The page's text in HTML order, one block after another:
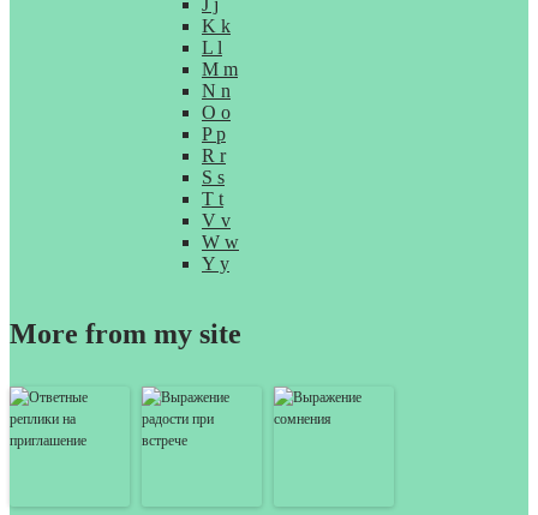
J j
K k
L l
M m
N n
O o
P p
R r
S s
T t
V v
W w
Y y
More from my site